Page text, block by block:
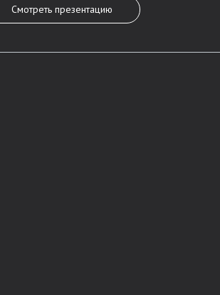
Смотреть презентацию